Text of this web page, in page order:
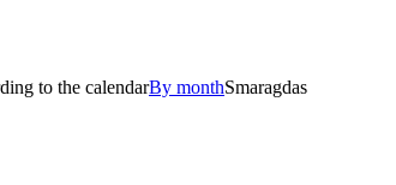
to the calendarBy monthSmaragdas